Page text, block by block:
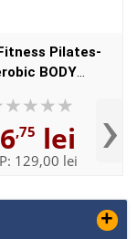
+
Pilates-
BODY
,75 lei
129,00 lei ›